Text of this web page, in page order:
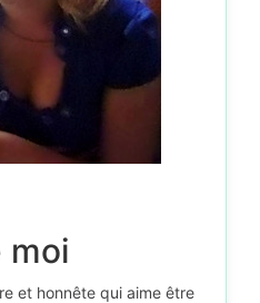
moi
et honnête qui aime être